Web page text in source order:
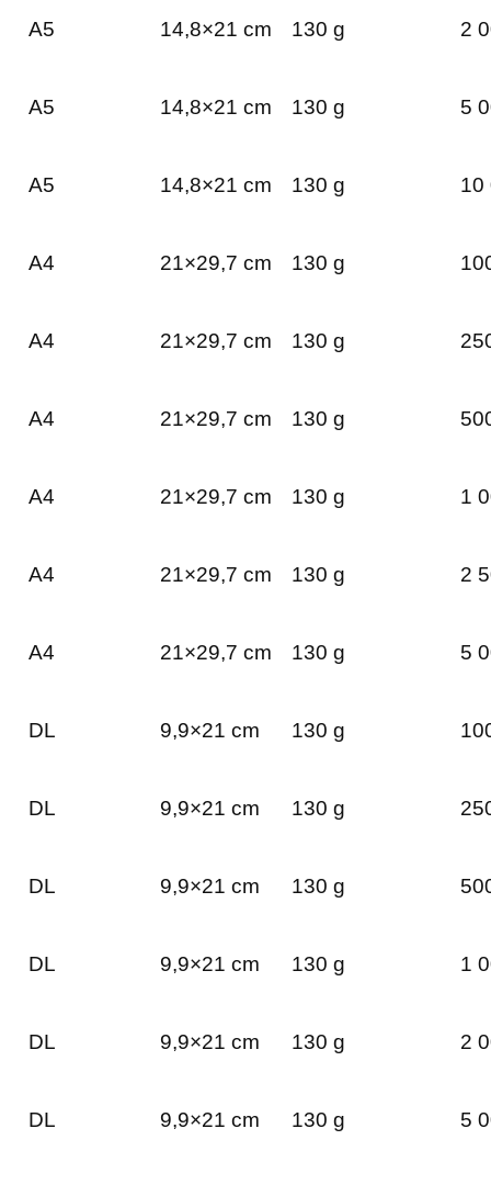
A5 14,8×21 cm 130 g 2
A5 14,8×21 cm 130 g 5
A5 14,8×21 cm 130 g 10
A4 21×29,7 cm 130 g
A4 21×29,7 cm 130 g
A4 21×29,7 cm 130 g
A4 21×29,7 cm 130 g 1
A4 21×29,7 cm 130 g 2
A4 21×29,7 cm 130 g 5
DL 9,9×21 cm 130 g
DL 9,9×21 cm 130 g
DL 9,9×21 cm 130 g
DL 9,9×21 cm 130 g 1
DL 9,9×21 cm 130 g 2
DL 9,9×21 cm 130 g 5